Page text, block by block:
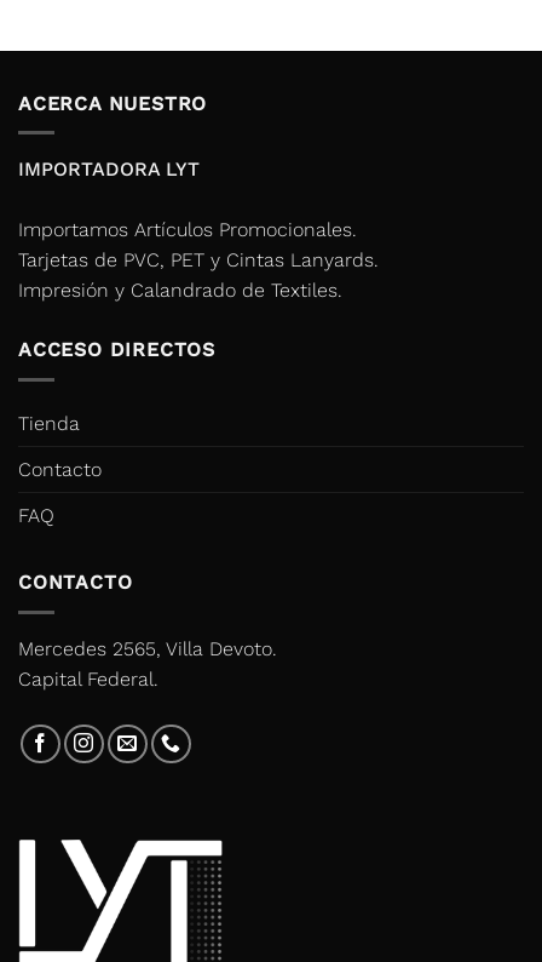
ACERCA NUESTRO
IMPORTADORA LYT
Importamos Artículos Promocionales.
Tarjetas de PVC, PET y Cintas Lanyards.
Impresión y Calandrado de Textiles.
ACCESO DIRECTOS
Tienda
Contacto
FAQ
CONTACTO
Mercedes 2565, Villa Devoto.
Capital Federal.